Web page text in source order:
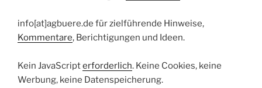
info[at]agbuere.de für zielführende Hinweise,
Kommentare, Berichtigungen und Ideen.
Kein JavaScripterforderlich. Keine Cookies, keine
Werbung, keine Datenspeicherung.